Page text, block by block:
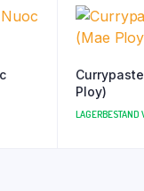
Ploy)
LAGERBESTAND